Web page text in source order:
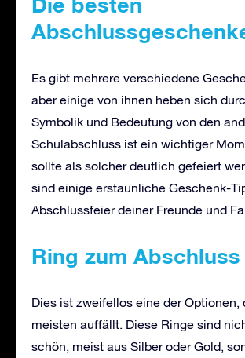
Es gibt mehrere verschiedene
aber einige von ihnen heben sich
Symbolik und Bedeutung von den
Schulabschluss ist ein wichtiger
sollte als solcher deutlich gefeiert
sind einige erstaunliche Geschenk-
Abschlussfeier deiner Freunde und
Ring zum Abschluss
Dies ist zweifellos eine der Optionen,
meisten auffällt. Diese Ringe sind
schön, meist aus Silber oder Gold,